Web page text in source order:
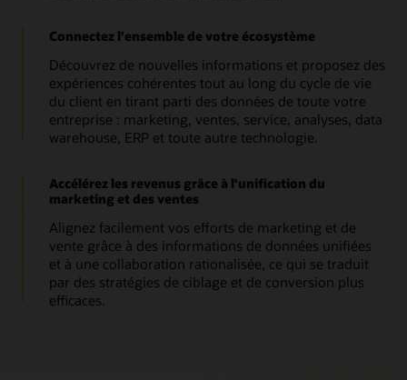
Connectez l'ensemble de votre écosystème
Découvrez de nouvelles informations et proposez des
expériences cohérentes tout au long du cycle de vie
du client en tirant parti des données de toute votre
entreprise : marketing, ventes, service, analyses, data
warehouse, ERP et toute autre technologie.
Accélérez les revenus grâce à l'unification du
marketing et des ventes
Alignez facilement vos efforts de marketing et de
vente grâce à des informations de données unifiées
et à une collaboration rationalisée, ce qui se traduit
par des stratégies de ciblage et de conversion plus
efficaces.